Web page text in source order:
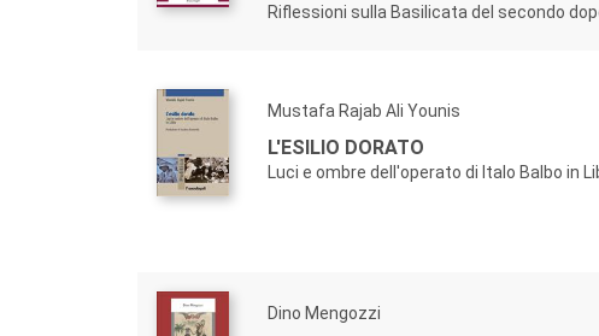
Riflessioni sulla Basilicata del secondo
Mustafa Rajab Ali Younis
L'ESILIO DORATO
Luci e ombre dell'operato di Italo Balbo in
Dino Mengozzi